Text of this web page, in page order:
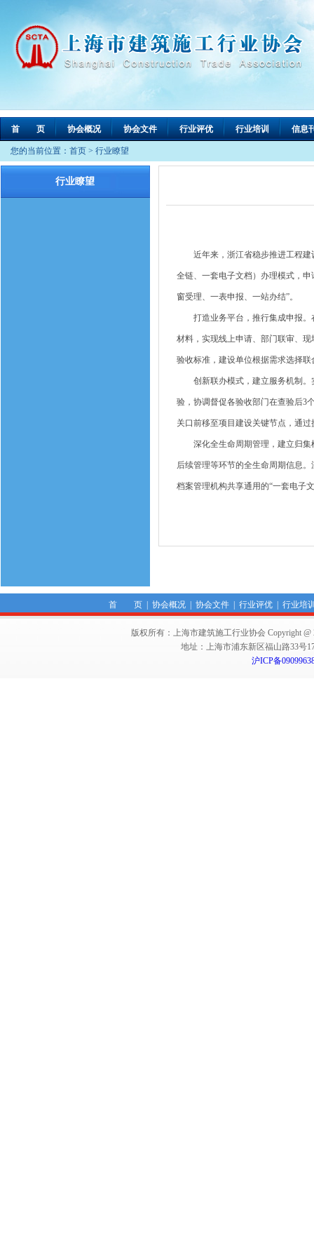
首 页 协会概况 协会文件 行业评优 行业培训 信息
您的当前位置： 首页 > 行业瞭望
行业瞭望
近年来，浙江省稳步推进工程建设
全链、一套电子文档）办理模式，
窗受理、一表申报、一站办结”。
打造业务平台，推行集成申报。
材料，实现线上申请、部门联审、
验收标准，建设单位根据需求选择
创新联办模式，建立服务机制。
验，协调督促各验收部门在查验后3
关口前移至项目建设关键节点，通
深化全生命周期管理，建立归集
后续管理等环节的全生命周期信息
档案管理机构共享通用的“一套电子
首 页| 协会概况| 协会文件| 行业评优| 行业培
版权所有：上海市建筑施工行业协会 Copyright @
地址：上海市浦东新区福山路33号
沪ICP备